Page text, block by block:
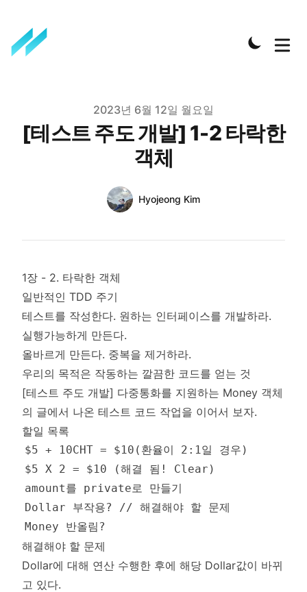
2023년 6월 12일 월요일
[테스트 주도 개발] 1-2 타락한
객체
Name
Hyojeong Kim
1장 - 2. 타락한 객체
일반적인 TDD 주기
테스트를 작성한다. 원하는 인터페이스를 개발하라.
실행가능하게 만든다.
올바르게 만든다. 중복을 제거하라.
우리의 목적은 작동하는 깔끔한 코드를 얻는 것
[테스트 주도 개발] 다중통화를 지원하는 Money 객체
의 글에서 나온 테스트 코드 작업을 이어서 보자.
할일 목록
해결해야 할 문제
Dollar에 대해 연산 수행한 후에 해당 Dollar값이 바뀌
고 있다.